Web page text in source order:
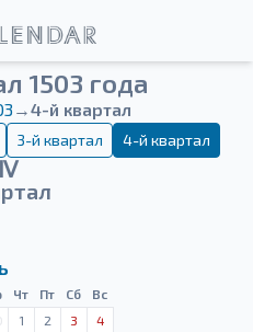
1503 года
→4-й квартал
3-й квартал 4-й квартал
Ⅳ
Чт Пт Сб
Вс
1 2 3
4